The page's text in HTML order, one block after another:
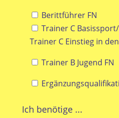
Berittführer FN
Trainer C
Trainer C Einstieg in
Trainer B Jugend FN
Ich benötige ...